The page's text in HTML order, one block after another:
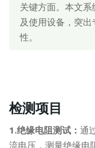
关键方面。本文
及使用设备，突
性。
检测项目
1.绝缘电阻测试： 通
流电压，测量绝缘电